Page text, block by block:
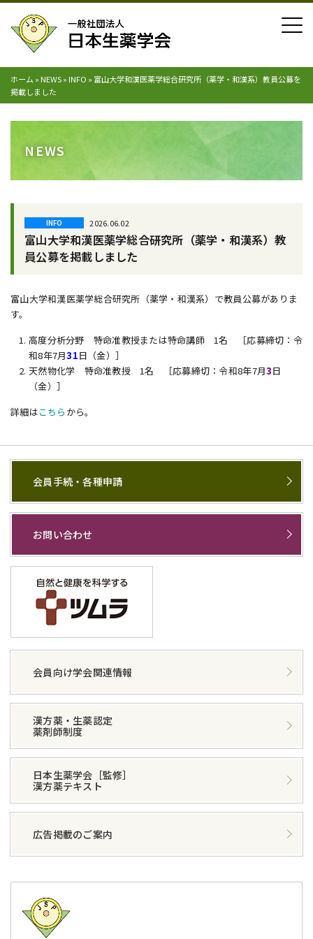
ホーム»NEWS»INFO » 富山大学和漢医薬学総合研究所（薬学・和漢系）教員公募を
掲載しました
NEWS
INFO 2026.06.02
富山大学和漢医薬学総合研究所（薬学・和漢系）教
員公募を掲載しました
富山大学和漢医薬学総合研究所（薬学・和漢系）で教員公募がありま
す。
高度分析分野 特命准教授または特命講師 1名 ［応募締切：令
和8年7月31日（金）］
天然物化学 特命准教授 1名 ［応募締切：令和8年7月3日
（金）］
詳細はこちら から。
会員手続・各種申請
お問い合わせ
会員向け学会関連情報
漢方薬・生薬認定
薬剤師制度
日本生薬学会［監修］
漢方薬テキスト
広告掲載のご案内